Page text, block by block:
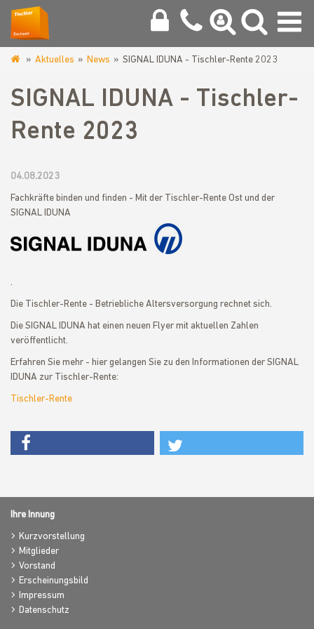
innung-
chemnitz.de
Aktuelles News SIGNAL IDUNA - Tischler-Rente 2023
SIGNAL IDUNA - Tischler-
Rente 2023
04.08.2023
Fachkräfte binden und finden - Mit der Tischler-Rente Ost und der
SIGNAL IDUNA
.
Die Tischler-Rente - Betriebliche Altersversorgung rechnet sich.
Die SIGNAL IDUNA hat einen neuen Flyer mit aktuellen Zahlen
veröffentlicht.
Erfahren Sie mehr - hier gelangen Sie zu den Informationen der SIGNAL
IDUNA zur Tischler-Rente:
Tischler-Rente
Ihre Innung
Kurzvorstellung
Mitglieder
Vorstand
Erscheinungsbild
Impressum
Datenschutz